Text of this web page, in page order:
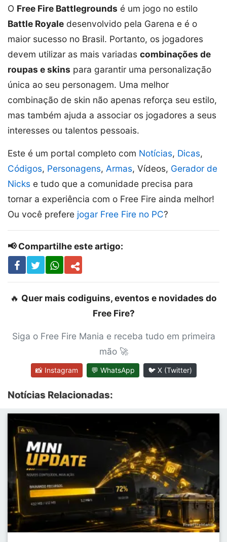
O Free Fire Battlegrounds é um jogo no estilo
Battle Royale desenvolvido pela Garena e é o
maior sucesso no Brasil. Portanto, os jogadores
devem utilizar as mais variadas combinações de
roupas e skins para garantir uma personalização
única ao seu personagem. Uma melhor
combinação de skin não apenas reforça seu estilo,
mas também ajuda a associar os jogadores a seus
interesses ou talentos pessoais.
Este é um portal completo com Notícias, Dicas,
Códigos, Personagens, Armas, Vídeos, Gerador de
Nicks e tudo que a comunidade precisa para
tornar a experiência com o Free Fire ainda melhor!
Ou você prefere jogar Free Fire no PC?
📢 Compartilhe este artigo:
🔥 Quer mais codiguins, eventos e novidades do
Free Fire?
Siga o Free Fire Mania e receba tudo em primeira
mão 🚀
📸 Instagram 💬 WhatsApp 🐦 X (Twitter)
Notícias Relacionadas: